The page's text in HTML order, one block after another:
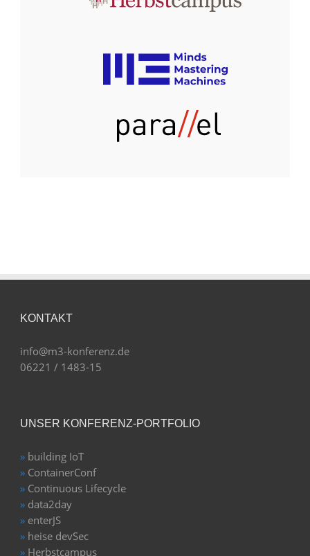
KONTAKT
info@m3-konferenz.de
06221 / 1483-15
UNSER KONFERENZ-PORTFOLIO
» building IoT
» ContainerConf
» Continuous Lifecycle
» data2day
» enterJS
» heise devSec
» Herbstcampus